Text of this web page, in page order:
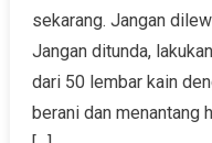
sekarang. Jangan
Jangan ditunda,
dari 50 lembar kain
berani dan menantang